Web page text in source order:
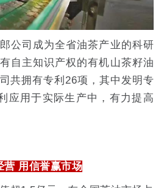
公司成为全省油茶产业的科研
自主知识产权的有机山茶籽油
共拥有专利26项，其中发明专
应用于实际生产中，有力提高
营 用信誉赢市场